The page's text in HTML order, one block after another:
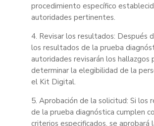
procedimiento específico
autoridades pertinentes.
4. Revisar los resultados: Después
los resultados de la prueba
autoridades revisarán los hallazgos
determinar la elegibilidad de la
el Kit Digital.
5. Aprobación de la solicitud: Si los
de la prueba diagnóstica cumplen
criterios especificados, se aprobará